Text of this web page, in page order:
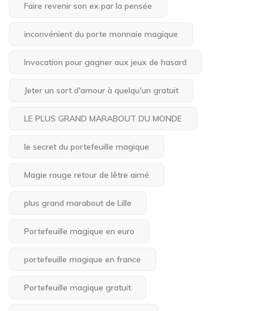
Faire revenir son ex par la pensée
inconvénient du porte monnaie magique
Invocation pour gagner aux jeux de hasard
Jeter un sort d'amour à quelqu'un gratuit
LE PLUS GRAND MARABOUT DU MONDE
le secret du portefeuille magique
Magie rouge retour de lêtre aimé
plus grand marabout de Lille
Portefeuille magique en euro
portefeuille magique en france
Portefeuille magique gratuit